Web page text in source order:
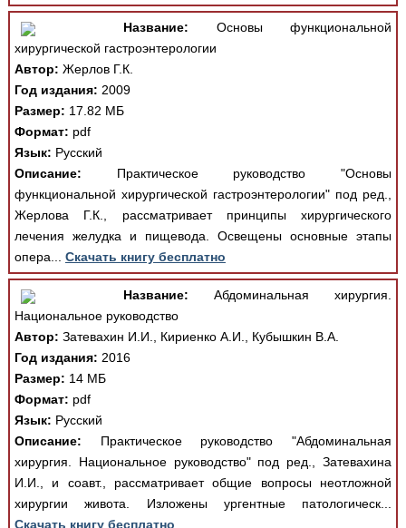
Название: Основы функциональной
хирургической гастроэнтерологии
Автор: Жерлов Г.К.
Год издания: 2009
Размер: 17.82 МБ
Формат: pdf
Язык: Русский
Описание: Практическое руководство "Основы
функциональной хирургической гастроэнтерологии" под ред.,
Жерлова Г.К., рассматривает принципы хирургического
лечения желудка и пищевода. Освещены основные этапы
опера... Скачать книгу бесплатно
Название: Абдоминальная хирургия.
Национальное руководство
Автор: Затевахин И.И., Кириенко А.И., Кубышкин В.А.
Год издания: 2016
Размер: 14 МБ
Формат: pdf
Язык: Русский
Описание: Практическое руководство "Абдоминальная
хирургия. Национальное руководство" под ред., Затевахина
И.И., и соавт., рассматривает общие вопросы неотложной
хирургии живота. Изложены ургентные патологическ...
Скачать книгу бесплатно